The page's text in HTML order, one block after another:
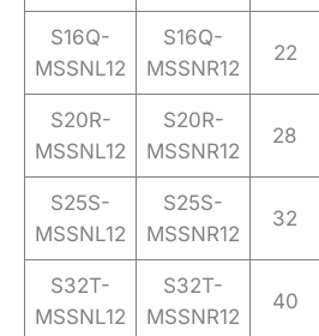
S16Q-
MSSNL12
S16Q-
MSSNR12
22
S20R-
MSSNL12
S20R-
MSSNR12
28
S25S-
MSSNL12
S25S-
MSSNR12
32
S32T-
MSSNL12
S32T-
MSSNR12
40